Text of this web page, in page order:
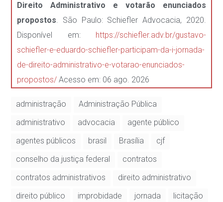
Direito Administrativo e votarão enunciados
propostos. São Paulo: Schiefler Advocacia, 2020.
Disponível em: https://schiefler.adv.br/gustavo-
schiefler-e-eduardo-schiefler-participam-da-i-jornada-
de-direito-administrativo-e-votarao-enunciados-
propostos/ Acesso em: 06 ago. 2026
administração
Administração Pública
administrativo
advocacia
agente público
agentes públicos
brasil Brasília
cjf
conselho da justiça federal
contratos
contratos administrativos
direito administrativo
direito público
improbidade jornada
licitação